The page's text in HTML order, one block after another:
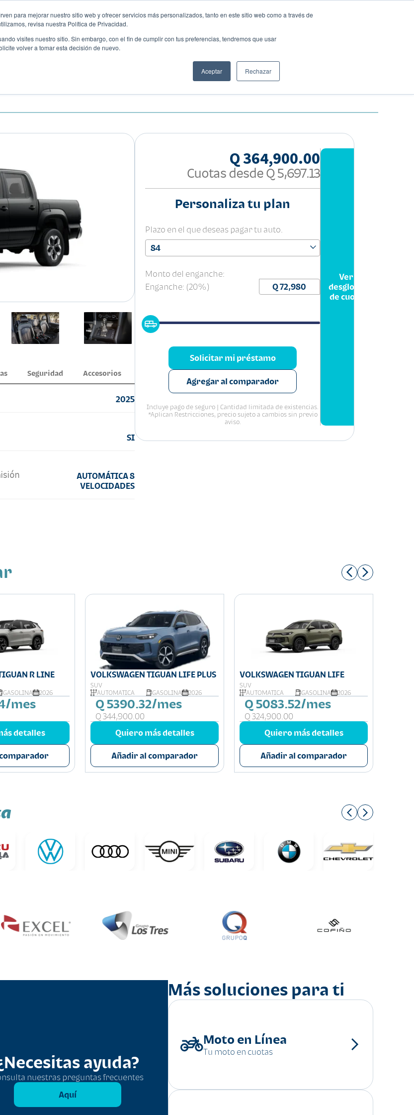
para mejorar nuestro sitio web y ofrecer servicios más personalizados, tanto en este sitio web como a través de
revisa nuestra Política de Privacidad.
visites nuestro sitio. Sin embargo, con el fin de cumplir con tus preferencias, tendremos que usar
volver a tomar esta decisión de nuevo.
Aceptar Rechazar
Compartir:
Seguridad Accesorios
2025
SI
AUTOMÁTICA 8
VELOCIDADES
Q 364,900.00
Cuotas desde Q 5,697.13
Personaliza tu plan
Plazo en el que deseas pagar tu auto.
84
Monto del enganche:
Enganche: (20%)
Solicitar mi préstamo
Agregar al comparador
Incluye pago de seguro | Cantidad limitada de existencias.
*Aplican Restricciones, precio sujeto a cambios sin previo
aviso.
Ver
desglose
de cuota
R LINE
GASOLINA 2026
mes
detalles
VOLKSWAGEN TIGUAN LIFE PLUS
SUV
AUTOMÁTICA
GASOLINA 2026
Q 5390.32/mes
Q 344,900.00
Quiero más detalles
Añadir al comparador
VOLKSWAGEN TIGUAN LIFE
SUV
AUTOMÁTICA
GASOLINA 2026
Q 5083.52/mes
Q 324,900.00
Quiero más detalles
Añadir al comparador
ayuda?
nuestras preguntas frecuentes
Aquí
Más soluciones para ti
Moto en Línea
Tu moto en cuotas